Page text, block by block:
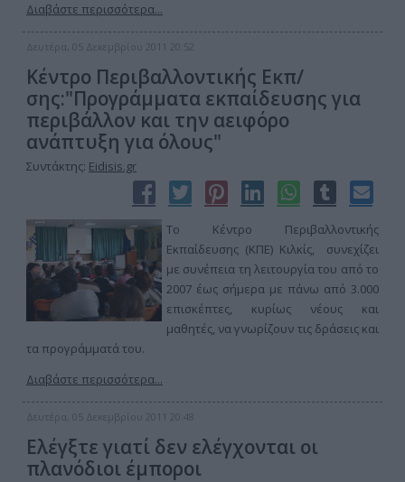
Διαβάστε περισσότερα...
Δευτέρα, 05 Δεκεμβρίου 2011 20:52
Κέντρο Περιβαλλοντικής Εκπ/
σης:"Προγράμματα εκπαίδευσης για
περιβάλλον και την αειφόρο
ανάπτυξη για όλους"
Συντάκτης: Eidisis.gr
Το Κέντρο Περιβαλλοντικής
Εκπαίδευσης (ΚΠΕ) Κιλκίς, συνεχίζει
με συνέπεια τη λειτουργία του από το
2007 έως σήμερα με πάνω από 3.000
επισκέπτες, κυρίως νέους και
μαθητές, να γνωρίζουν τις δράσεις και
τα προγράμματά του.
Διαβάστε περισσότερα...
Δευτέρα, 05 Δεκεμβρίου 2011 20:48
Ελέγξτε γιατί δεν ελέγχονται οι
πλανόδιοι έμποροι